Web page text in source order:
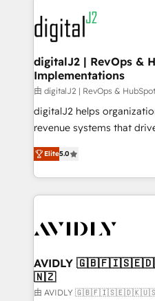
www.onthefuze.com/hubspot-
learn more!
experts in marketing
CRM and webdesign (We
customers).
digitalJ2 | RevOps &
Implementations
由 digitalJ2 | RevOps &
digitalJ2 helps
revenue systems that
growth. As a triple-accredited HubSpot Solutions
Partner, we specialize in
planning and hands-on
the operational
Healthcare - Financial
we help: ✔️ Full HubSpot
optimization ✔️ Data
and reporting
Elite5.0
AVIDLY
🇳🇿
由 AVIDLY